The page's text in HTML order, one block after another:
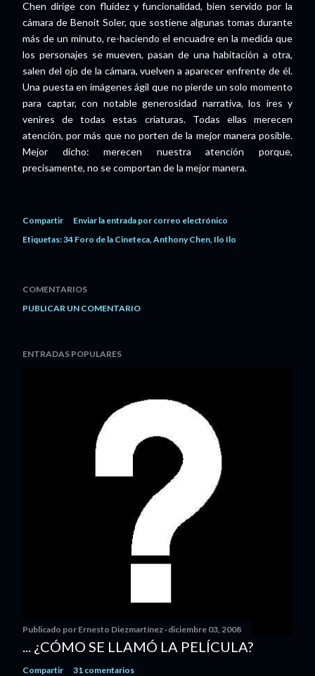
Chen dirige con fluidez y funcionalidad, bien servido por la
cámara de Benoit Soler, que sostiene algunas tomas durante
más de un minuto, re-haciendo el encuadre en la medida que
los personajes se mueven, pasan de una habitación a otra,
salen del ojo de la cámara, vuelven a aparecer enfrente de él.
Una puesta en imágenes ágil que no pierde un solo momento
para captar, con notable generosidad narrativa, los ires y
venires de todas estas criaturas. Todas ellas merecen
atención, por más que no porten de la mejor manera posible.
Mejor dicho: merecen nuestra atención porque,
precisamente, no se comportan de la mejor manera.
Compartir
Enviar la entrada por correo electrónico
Etiquetas:34 Foro de la Cineteca Anthony Chen Ilo Ilo
COMENTARIOS
PUBLICAR UN COMENTARIO
ENTRADAS POPULARES
Publicado por Ernesto Diezmartínez diciembre 03, 2008
... ¿CÓMO SE LLAMÓ LA PELÍCULA?
Compartir 31 comentarios